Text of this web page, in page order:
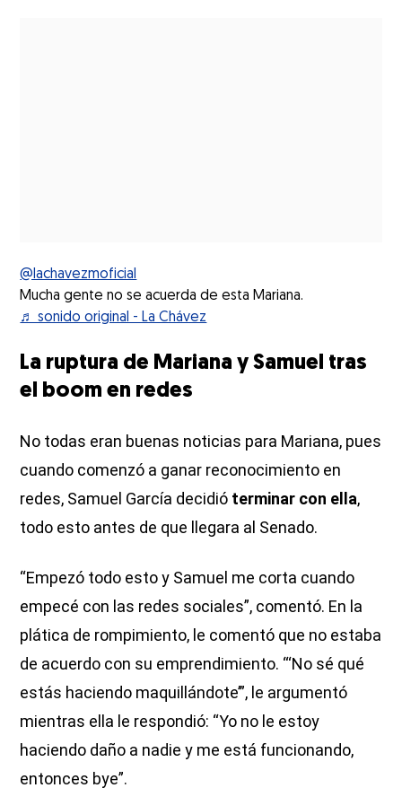
@lachavezmoficial
Mucha gente no se acuerda de esta Mariana.
♬ sonido original - La Chávez
La ruptura de Mariana y Samuel tras
el boom en redes
No todas eran buenas noticias para Mariana, pues
cuando comenzó a ganar reconocimiento en
redes, Samuel García decidió terminar con ella,
todo esto antes de que llegara al Senado.
“Empezó todo esto y Samuel me corta cuando
empecé con las redes sociales”, comentó. En la
plática de rompimiento, le comentó que no estaba
de acuerdo con su emprendimiento. “‘No sé qué
estás haciendo maquillándote’”, le argumentó
mientras ella le respondió: “Yo no le estoy
haciendo daño a nadie y me está funcionando,
entonces bye”.